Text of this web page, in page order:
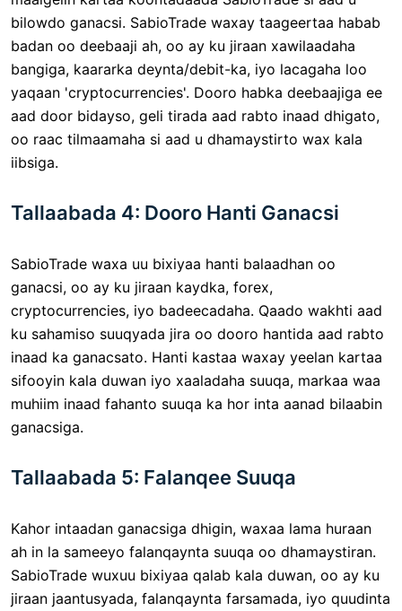
bilowdo ganacsi. SabioTrade waxay taageertaa habab
badan oo deebaaji ah, oo ay ku jiraan xawilaadaha
bangiga, kaararka deynta/debit-ka, iyo lacagaha loo
yaqaan 'cryptocurrencies'. Dooro habka deebaajiga ee
aad door bidayso, geli tirada aad rabto inaad dhigato,
oo raac tilmaamaha si aad u dhamaystirto wax kala
iibsiga.
Tallaabada 4: Dooro Hanti Ganacsi
SabioTrade waxa uu bixiyaa hanti balaadhan oo
ganacsi, oo ay ku jiraan kaydka, forex,
cryptocurrencies, iyo badeecadaha. Qaado wakhti aad
ku sahamiso suuqyada jira oo dooro hantida aad rabto
inaad ka ganacsato. Hanti kastaa waxay yeelan kartaa
sifooyin kala duwan iyo xaaladaha suuqa, markaa waa
muhiim inaad fahanto suuqa ka hor inta aanad bilaabin
ganacsiga.
Tallaabada 5: Falanqee Suuqa
Kahor intaadan ganacsiga dhigin, waxaa lama huraan
ah in la sameeyo falanqaynta suuqa oo dhamaystiran.
SabioTrade wuxuu bixiyaa qalab kala duwan, oo ay ku
jiraan jaantusyada, falanqaynta farsamada, iyo quudinta